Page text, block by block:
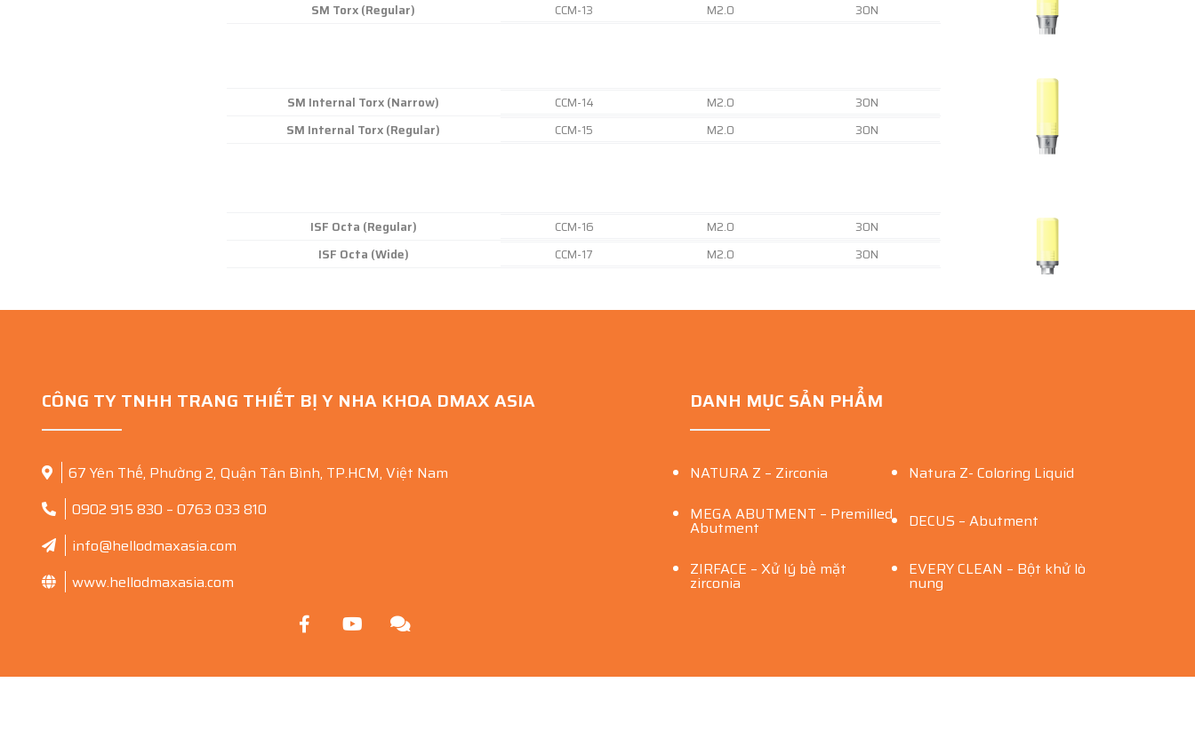
SM Torx (Regular)
CCM-13 M2.0 30N
SM Internal Torx (Narrow) CCM-14 M2.0
30N
SM Internal Torx (Regular)
CCM-15 M2.0 30N
ISF Octa (Regular) CCM-16 M2.0
30N
ISF Octa (Wide)
CCM-17 M2.0 30N
CÔNG TY TNHH TRANG THIẾT BỊ Y NHA KHOA DMAX ASIA
67 Yên Thế, Phường 2, Quận Tân Bình, TP.HCM, Việt Nam
0902 915 830 – 0763 033 810
info@hellodmaxasia.com
www.hellodmaxasia.com
DANH MỤC SẢN PHẨM
NATURA Z – Zirconia
Natura Z- Coloring Liquid
MEGA ABUTMENT – Premilled
Abutment DECUS – Abutment
ZIRFACE – Xử lý bề mặt
zirconia
EVERY CLEAN – Bột khử lò
nung